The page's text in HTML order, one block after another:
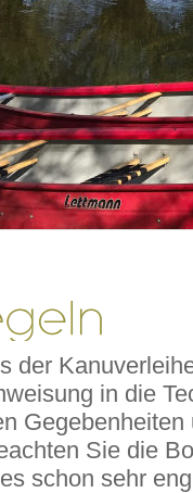
der
in die
Sie die
schon sehr